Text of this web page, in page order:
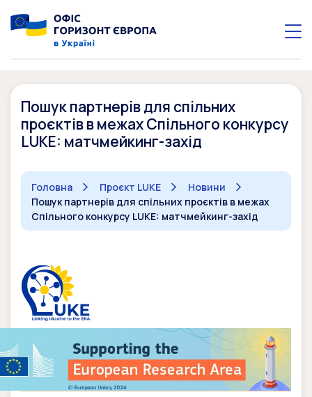
Пошук партнерів для спільних
проєктів в межах Спільного конкурсу
LUKE: матчмейкинг-захід
Головна Проєкт LUKE
Новини
Пошук партнерів для спільних проєктів в межах
Спільного конкурсу LUKE: матчмейкинг-захід